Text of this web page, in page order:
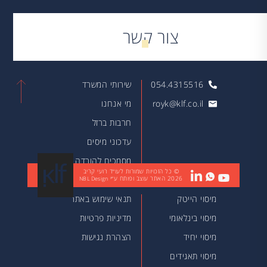
צור קשר
054.4315516
royk@klf.co.il
שירותי המשרד
מי אנחנו
חרבות ברזל
עדכוני מיסים
מסמכים להורדה
מאמרים
מיסוי הייטק
מיסוי בינלאומי
מיסוי יחיד
מיסוי תאגידים
תנאי שימוש באתר
מדיניות פרטיות
הצהרת נגישות
© כל הזכויות שמורות לעו״ד רועי קריב
2026 האתר עוצב ופותח ע״י NBL Design